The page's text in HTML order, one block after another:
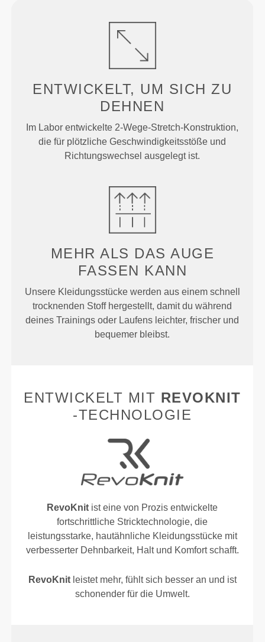
ENTWICKELT, UM SICH ZU
DEHNEN
Im Labor entwickelte 2-Wege-Stretch-Konstruktion,
die für plötzliche Geschwindigkeitsstöße und
Richtungswechsel ausgelegt ist.
MEHR ALS DAS AUGE
FASSEN KANN
Unsere Kleidungsstücke werden aus einem schnell
trocknenden Stoff hergestellt, damit du während
deines Trainings oder Laufens leichter, frischer und
bequemer bleibst.
ENTWICKELT MIT REVOKNIT
-TECHNOLOGIE
RevoKnit ist eine von Prozis entwickelte
fortschrittliche Stricktechnologie, die
leistungsstarke, hautähnliche Kleidungsstücke mit
verbesserter Dehnbarkeit, Halt und Komfort schafft.
RevoKnitleistet mehr, fühlt sich besser an und ist
schonender für die Umwelt.